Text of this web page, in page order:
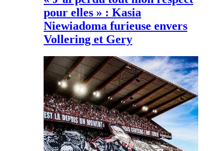
pour elles » : Kasia
Niewiadoma furieuse envers
Vollering et Gery